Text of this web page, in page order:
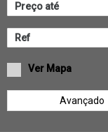
Ver Mapa
Avançado